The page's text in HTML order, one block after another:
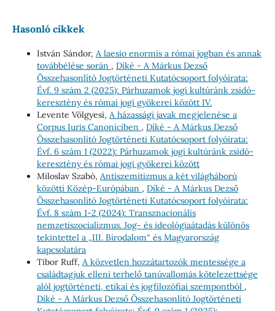
Hasonló cikkek
István Sándor, A laesio enormis a római jogban és annak
továbbélése során , Díké - A Márkus Dezső
Összehasonlító Jogtörténeti Kutatócsoport folyóirata:
Évf. 9 szám 2 (2025): Párhuzamok jogi kultúránk zsidó-
keresztény és római jogi gyökerei között IV.
Levente Völgyesi, A házassági javak megjelenése a
Corpus Iuris Canoniciben , Díké - A Márkus Dezső
Összehasonlító Jogtörténeti Kutatócsoport folyóirata:
Évf. 6 szám 1 (2022): Párhuzamok jogi kultúránk zsidó-
keresztény és római jogi gyökerei között
Miloslav Szabó, Antiszemitizmus a két világháború
közötti Közép-Európában , Díké - A Márkus Dezső
Összehasonlító Jogtörténeti Kutatócsoport folyóirata:
Évf. 8 szám 1-2 (2024): Transznacionális
nemzetiszocializmus. Jog- és ideológiaátadás különös
tekintettel a „III. Birodalom“ és Magyarország
kapcsolatára
Tibor Ruff, A közvetlen hozzátartozók mentessége a
családtagjuk elleni terhelő tanúvallomás kötelezettsége
alól jogtörténeti, etikai és jogfilozófiai szempontból ,
Díké - A Márkus Dezső Összehasonlító Jogtörténeti